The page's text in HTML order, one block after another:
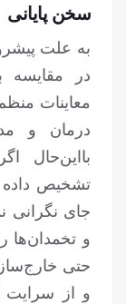
سخن پایانی
به علت
در مقایسه
معاینات
درمان و
بااین‌حال
تشخیص
جای نگرانی
و تخمدان‌ها
حتی
و از سرایت